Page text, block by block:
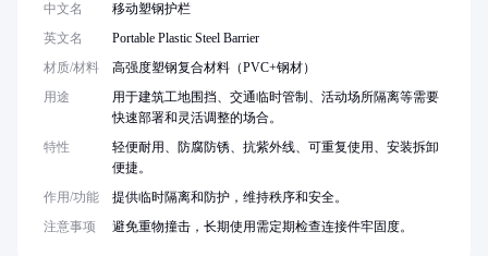
中文名
移动塑钢护栏
英文名
Portable Plastic Steel Barrier
材质/材料
高强度塑钢复合材料（PVC+钢材）
用途
用于建筑工地围挡、交通临时管制、活动场所隔离等需要
快速部署和灵活调整的场合。
特性
轻便耐用、防腐防锈、抗紫外线、可重复使用、安装拆卸
便捷。
作用/功能
提供临时隔离和防护，维持秩序和安全。
注意事项
避免重物撞击，长期使用需定期检查连接件牢固度。